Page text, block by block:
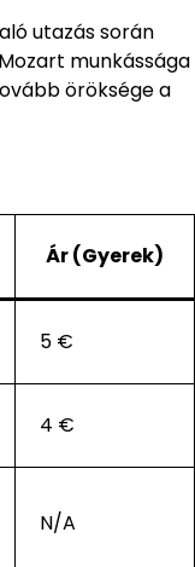
utazás során
munkássága
öröksége a
Ár (Gyerek)
5 €
4 €
N/A